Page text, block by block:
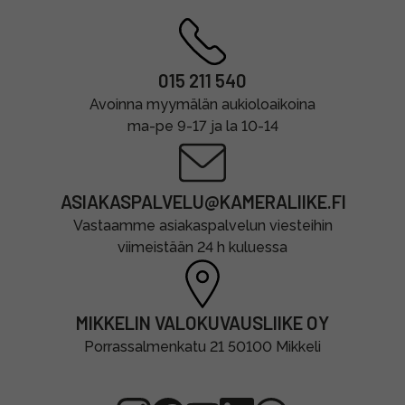
015 211 540
Avoinna myymälän aukioloaikoina
ma-pe 9-17 ja la 10-14
ASIAKASPALVELU@KAMERALIIKE.FI
Vastaamme asiakaspalvelun viesteihin
viimeistään 24 h kuluessa
MIKKELIN VALOKUVAUSLIIKE OY
Porrassalmenkatu 21 50100 Mikkeli